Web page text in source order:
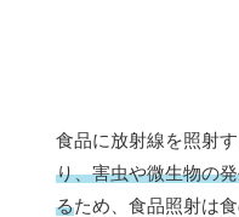
食品に放射線を照射す
り、害虫や微生物の
るため、食品照射は